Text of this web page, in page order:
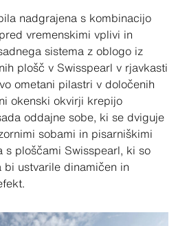
nadgrajena s kombinacijo
vremenskimi vplivi in
sistema z oblogo iz
plošč v Swisspearl v rjavkasti
ometani pilastri v določenih
okenski okvirji krepijo
oddajne sobe, ki se dviguje
sobami in pisarniškimi
s ploščami Swisspearl, ki so
bi ustvarile dinamičen in